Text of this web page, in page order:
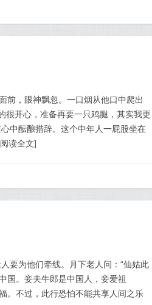
前，眼神飘忽。一口烟从他口中爬出
很开心，准备再要一只鸡腿，其实我更
中酝酿措辞。这个中年人一屁股坐在
阅读全文]
要为他们牵线。月下老人问：“仙姑此
国。妾夫牛郎是中国人，妾爱祖
。不过，此行恐怕不能共享人间之乐